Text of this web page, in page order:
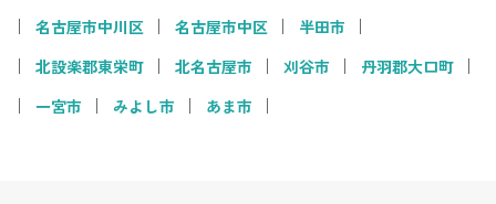
名古屋市中川区
名古屋市中区
半田市
北設楽郡東栄町
北名古屋市 刈谷市
丹羽郡大口町
一宮市
みよし市 あま市